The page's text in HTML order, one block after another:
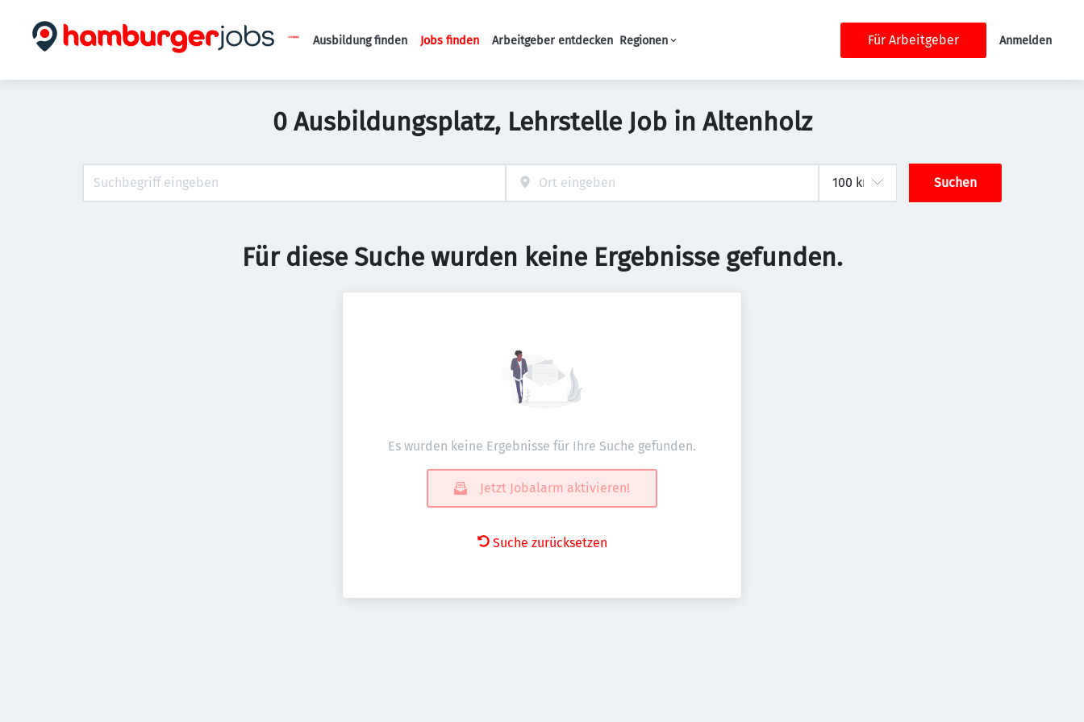
Haupt-Navigation
Ausbildung finden Jobs finden Arbeitgeber entdecken Regionen Für Arbeitgeber Anmelden
0 Ausbildungsplatz, Lehrstelle Job in Altenholz
Suchen
Für diese Suche wurden keine Ergebnisse gefunden.
Es wurden keine Ergebnisse für Ihre Suche gefunden.
Jetzt Jobalarm aktivieren!
Suche zurücksetzen